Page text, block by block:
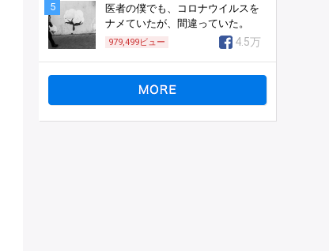
5
医者の僕でも、コロナウイルスを
ナメていたが、間違っていた。
979,499ビュー 4.5万